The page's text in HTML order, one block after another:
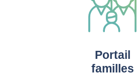
Portail
familles